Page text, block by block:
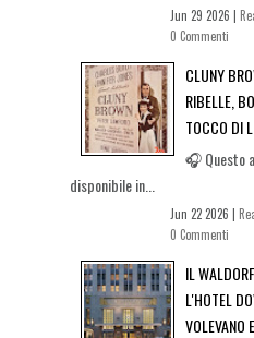
Jun 29 2026 |
0 Commenti
CLUNY
RIBELLE,
TOCCO DI
🎧 Questo
disponibile in...
Jun 22 2026 |
0 Commenti
IL
L'HOTEL
VOLEVANO